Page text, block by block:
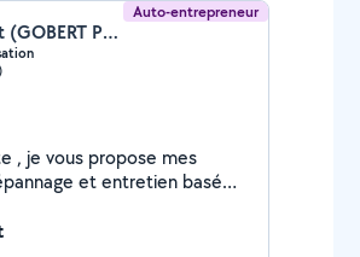
Auto-entrepreneur
Yohann Gobert (GOBERT PLOMBERIE/CLIMATISATION)
, je vous propose mes
et entretien basé
pas à me contacter.